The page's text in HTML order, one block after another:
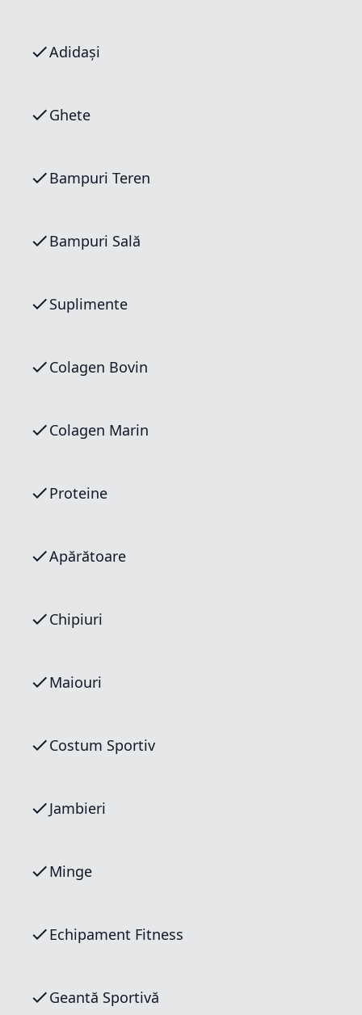
Adidași
Ghete
Bampuri Teren
Bampuri Sală
Suplimente
Colagen Bovin
Colagen Marin
Proteine
Apărătoare
Chipiuri
Maiouri
Costum Sportiv
Jambieri
Minge
Echipament Fitness
Geantă Sportivă